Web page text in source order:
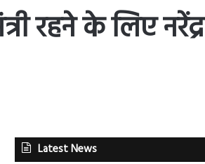
रहने के लिए नरेंद्र
Latest News